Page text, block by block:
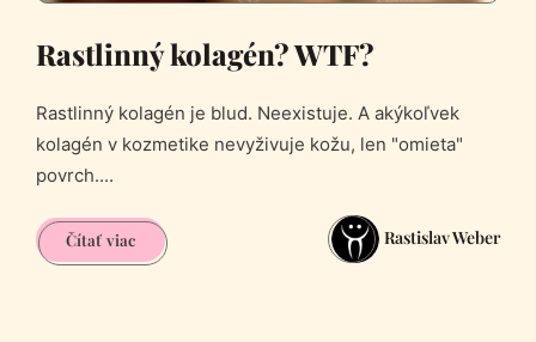
Rastlinný kolagén? WTF?
Rastlinný kolagén je blud. Neexistuje. A akýkoľvek
kolagén v kozmetike nevyživuje kožu, len "omieta"
povrch....
Čítať viacRastlinný
kolagén?
Rastislav Weber